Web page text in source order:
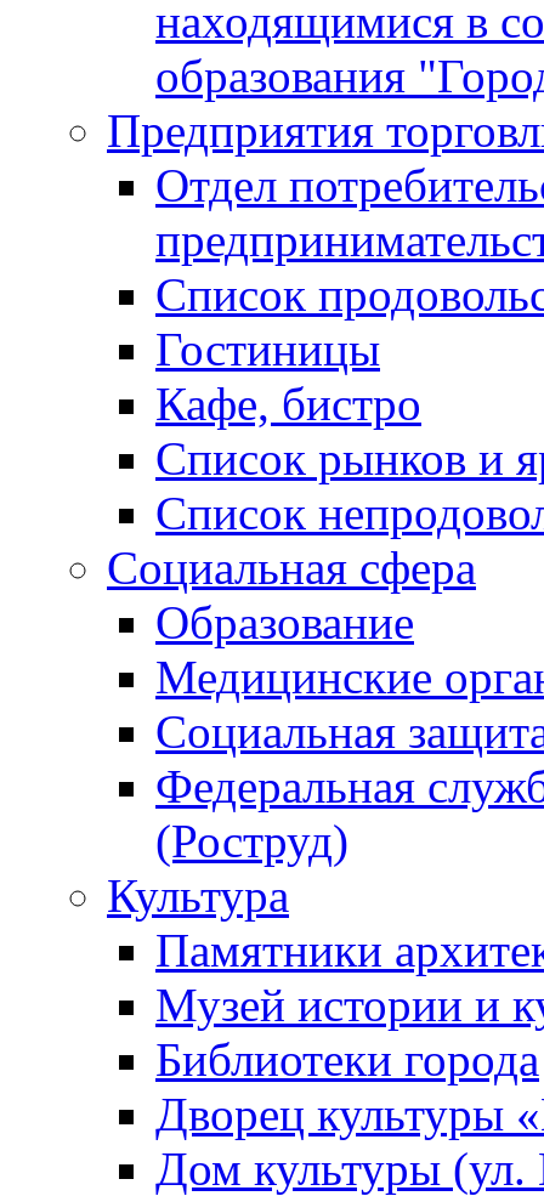
находящимися в
образования
Предприятия
Отдел
Список
Гостиницы
Кафе, бистро
Cписок рынков и
Список
Социальная сфера
Образование
Медицинские
Социальная
Федеральная
(Роструд)
Культура
Памятники
Музей истории и
Библиотеки города
Дворец культуры
Дом культуры (ул.